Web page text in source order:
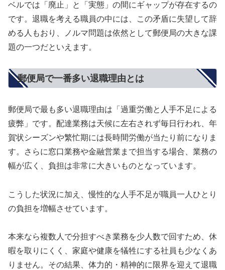
ベルでは「廃止」と「実態」の間にギャップが存在するの
です。退職を考える職員の中には、この矛盾に失望して辞
める人もおり、ノルマ問題は依然として郵便局の大きな課
題の一つだといえます。
郵便局で一番多い退職理由とは
郵便局で最も多い退職理由は「過重労働と人手不足による
疲弊」です。配達業務は天候に左右されず毎日行われ、年
賀状シーズンや繁忙期には長時間労働が当たり前になりま
す。さらに窓口業務や金融営業まで担当する場合、業務の
幅が広く、負担は非常に大きいものとなっています。
こうした状況に加え、慢性的な人手不足が職員一人ひとり
の負担を増幅させています。
本来なら複数人で分担すべき業務を少人数で回すため、休
暇を取りにくく、家庭や健康を犠牲にする社員も少なくあ
りません。その結果、体力的・精神的に限界を迎えて退職